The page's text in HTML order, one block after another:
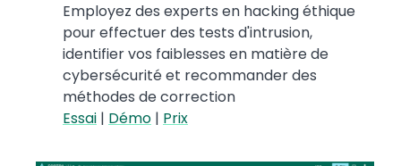
Employez des experts en hacking éthique
pour effectuer des tests d'intrusion,
identifier vos faiblesses en matière de
cybersécurité et recommander des
méthodes de correction
Essai | Démo | Prix